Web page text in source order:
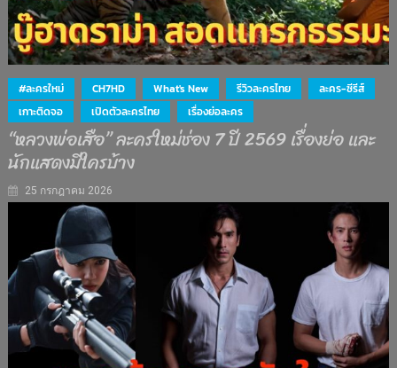
#ละครใหม่ CH7HD What's New รีวิวละครไทย
ละคร-ซีรีส์
เกาะติดจอ
เปิดตัวละครไทย เรื่องย่อละคร
“หลวงพ่อเสือ” ละครใหม่ช่อง 7 ปี 2569 เรื่องย่อ และ
นักแสดงมีใครบ้าง
25 กรกฎาคม 2026